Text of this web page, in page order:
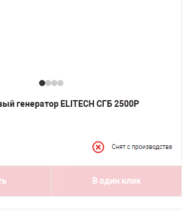
генератор ELITECH СГБ 2500Р
В один клик